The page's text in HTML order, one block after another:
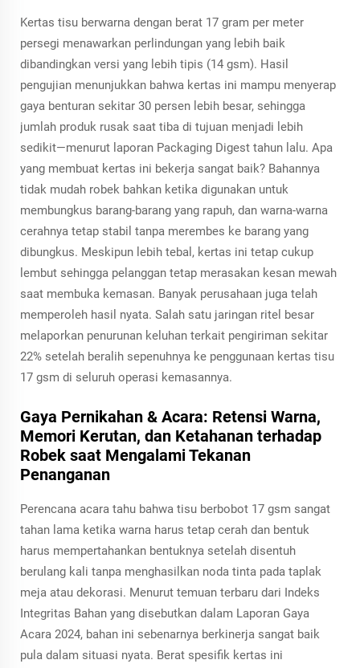
Kertas tisu berwarna dengan berat 17 gram per meter
persegi menawarkan perlindungan yang lebih baik
dibandingkan versi yang lebih tipis (14 gsm). Hasil
pengujian menunjukkan bahwa kertas ini mampu menyerap
gaya benturan sekitar 30 persen lebih besar, sehingga
jumlah produk rusak saat tiba di tujuan menjadi lebih
sedikit—menurut laporan Packaging Digest tahun lalu. Apa
yang membuat kertas ini bekerja sangat baik? Bahannya
tidak mudah robek bahkan ketika digunakan untuk
membungkus barang-barang yang rapuh, dan warna-warna
cerahnya tetap stabil tanpa merembes ke barang yang
dibungkus. Meskipun lebih tebal, kertas ini tetap cukup
lembut sehingga pelanggan tetap merasakan kesan mewah
saat membuka kemasan. Banyak perusahaan juga telah
memperoleh hasil nyata. Salah satu jaringan ritel besar
melaporkan penurunan keluhan terkait pengiriman sekitar
22% setelah beralih sepenuhnya ke penggunaan kertas tisu
17 gsm di seluruh operasi kemasannya.
Gaya Pernikahan & Acara: Retensi Warna,
Memori Kerutan, dan Ketahanan terhadap
Robek saat Mengalami Tekanan
Penanganan
Perencana acara tahu bahwa tisu berbobot 17 gsm sangat
tahan lama ketika warna harus tetap cerah dan bentuk
harus mempertahankan bentuknya setelah disentuh
berulang kali tanpa menghasilkan noda tinta pada taplak
meja atau dekorasi. Menurut temuan terbaru dari Indeks
Integritas Bahan yang disebutkan dalam Laporan Gaya
Acara 2024, bahan ini sebenarnya berkinerja sangat baik
pula dalam situasi nyata. Berat spesifik kertas ini